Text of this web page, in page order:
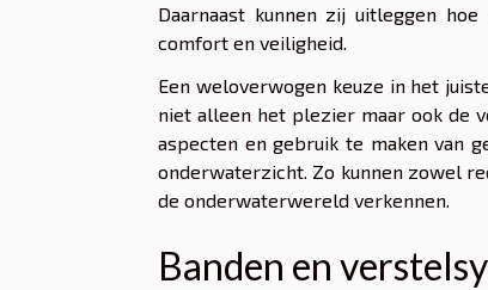
Daarnaast kunnen zij uitleggen
comfort en veiligheid.
Een weloverwogen keuze in het
niet alleen het plezier maar ook de
aspecten en gebruik te maken van
onderwaterzicht. Zo kunnen zowel
de onderwaterwereld verkennen.
Banden en